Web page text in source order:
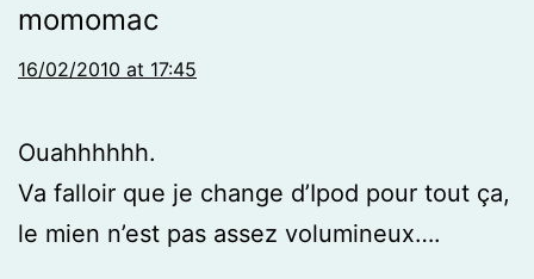
momomac
16/02/2010 at 17:45
Ouahhhhhh.
Va falloir que je change d’Ipod pour tout ça,
le mien n’est pas assez volumineux….